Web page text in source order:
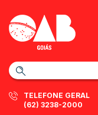
TELEFONE GERAL
(62) 3238-2000